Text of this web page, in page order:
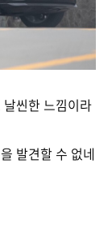
씬한 느낌이라
발견할 수 없네